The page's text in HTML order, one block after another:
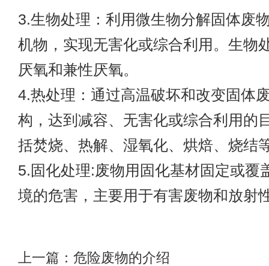
3.生物处理：利用微生物分解固体废
机物，实现无害化或综合利用。生物
厌氧和兼性厌氧。
4.热处理：通过高温破坏和改变固体
构，达到减容、无害化或综合利用的
括焚烧、热解、湿氧化、烘焙、烧结
5.固化处理:废物用固化基材固定或覆
境的危害，主要用于有害废物和放射
上一篇： 危险废物的介绍